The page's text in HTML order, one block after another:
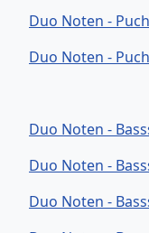
Duo Noten -
Duo Noten -
Duo Noten -
Duo Noten -
Duo Noten -